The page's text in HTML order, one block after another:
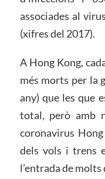
associades al
(xifres del 2017).
A Hong Kong,
més morts per la
any) que les que
total, però amb
coronavirus
dels vols i trens
l’entrada de